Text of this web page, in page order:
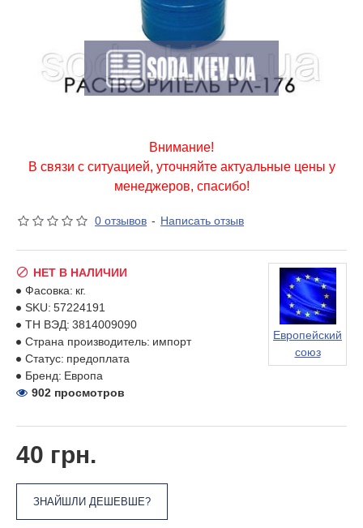
Внимание!
В связи с ситуацией, уточняйте актуальные цены у
менеджеров, спасибо!
0 отзывов - Написать отзыв
40 грн.
ЗНАЙШЛИ ДЕШЕВШЕ?
НЕТ В НАЛИЧИИ
Фасовка: кг.
SKU: 57224191
ТН ВЭД: 3814009090
Страна производитель: импорт
Статус: предоплата
Бренд: Европа
Европейский
союз
902 просмотров